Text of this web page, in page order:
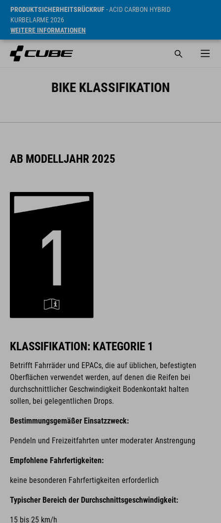
PRODUKTSICHERHEITSRÜCKRUF- ACID CARBON HYBRID
KURBELARME 2026
WEITERE INFORMATIONEN
BIKE KLASSIFIKATION
AB MODELLJAHR 2025
KLASSIFIKATION: KATEGORIE 1
Betrifft Fahrräder und EPACs, die auf üblichen, befestigten
Oberflächen verwendet werden, auf denen die Reifen bei
durchschnittlicher Geschwindigkeit Bodenkontakt halten
sollen, bei gelegentlichen Drops.
Bestimmungsgemäßer Einsatzzweck:
Pendeln und Freizeitfahrten unter moderater Anstrengung
Empfohlene Fahrfertigkeiten:
keine besonderen Fahrfertigkeiten erforderlich
Typischer Bereich der Durchschnittsgeschwindigkeit:
15 bis 25 km/h